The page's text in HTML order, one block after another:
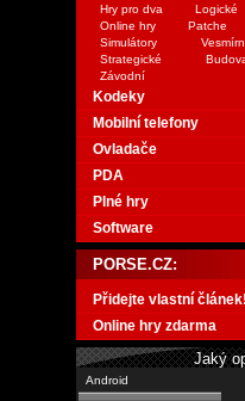
Hry pro dva
Logické
Online hry
Patche
Simulátory
Strategické
Závodní
Kodeky
Mobilní telefony
Ovladače
PDA
Plné hry
Software
PORSE.CZ:
Přidejte vlastní článek!
Online hry zdarma
Jaký